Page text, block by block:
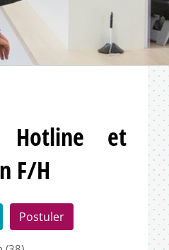
Hotline et
F/H
Postuler